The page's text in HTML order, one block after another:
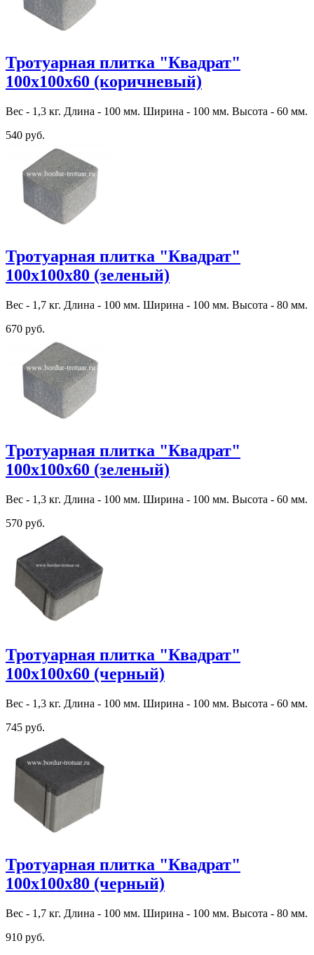
Тротуарная плитка "Квадрат"
100х100х60 (коричневый)
Вес - 1,3 кг. Длина - 100 мм. Ширина - 100 мм. Высота - 60 мм.
540 руб.
Тротуарная плитка "Квадрат"
100х100х80 (зеленый)
Вес - 1,7 кг. Длина - 100 мм. Ширина - 100 мм. Высота - 80 мм.
670 руб.
Тротуарная плитка "Квадрат"
100х100х60 (зеленый)
Вес - 1,3 кг. Длина - 100 мм. Ширина - 100 мм. Высота - 60 мм.
570 руб.
Тротуарная плитка "Квадрат"
100х100х60 (черный)
Вес - 1,3 кг. Длина - 100 мм. Ширина - 100 мм. Высота - 60 мм.
745 руб.
Тротуарная плитка "Квадрат"
100х100х80 (черный)
Вес - 1,7 кг. Длина - 100 мм. Ширина - 100 мм. Высота - 80 мм.
910 руб.